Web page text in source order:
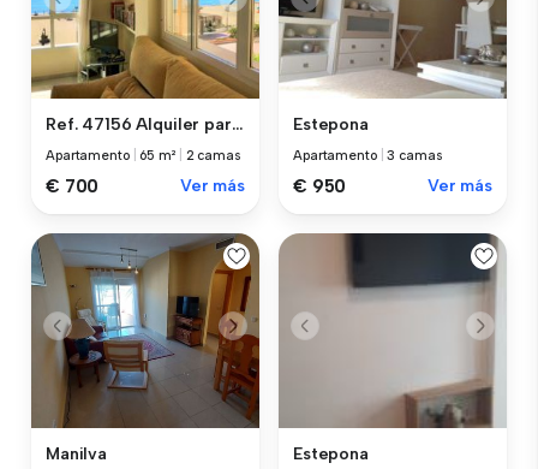
Ref. 47156 Alquiler para co...
Apartamento 65 m² 2 camas
€ 700 Ver más
Estepona
Apartamento |3 camas
€ 950 Ver más
Manilva Estepona